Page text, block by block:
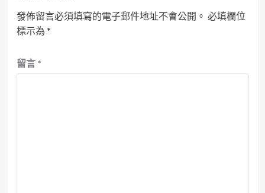
發佈留言必須填寫的電子郵件地址不會公開。 必填欄位
標示為 *
留言 *